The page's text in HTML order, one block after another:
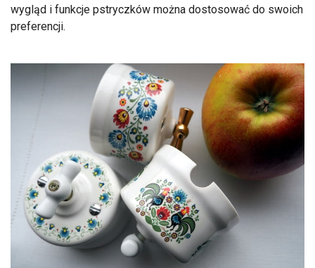
wygląd i funkcje pstryczków można dostosować do swoich
preferencji.